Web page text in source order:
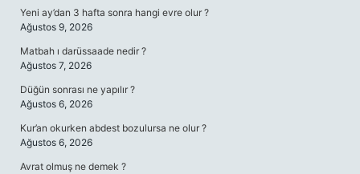
Yeni ay’dan 3 hafta sonra hangi evre olur ?
Ağustos 9, 2026
Matbah ı darüssaade nedir ?
Ağustos 7, 2026
Düğün sonrası ne yapılır ?
Ağustos 6, 2026
Kur’an okurken abdest bozulursa ne olur ?
Ağustos 6, 2026
Avrat olmuş ne demek ?